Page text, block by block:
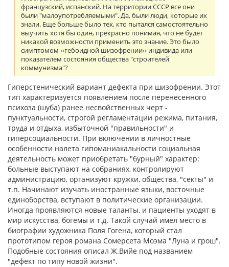
французский, испанский. На территории СССР все они
были "малоупотребляемыми". Да, были люди, которые их
знали. Еще больше было тех, кто пытался самостоятельно
выучить хотя бы один, прекрасно понимая, что не будет
никакой возможности применить это знание. Это было
симптомом ‹‹гебоидной шизофрении›› индивида или
показателем состояния общества "строителей
коммунизма"?
Гиперстенический вариант дефекта при шизофрении. Этот
тип харак­теризуется появлением после перенесенного
психоза (шуба) ранее несвойственных черт -
пунктуальности, строгой регла­ментации режима, питания,
труда и отдыха, избыточной "пра­вильности" и
гиперсоциальности. При включении в лич­ностные
особенности налета гипоманиакальности социальная
деятельность может приобретать "бурный" характер:
больные выступают на собраниях, контролируют
администрацию, организуют кружки, общества, "секты" и
т.п. Начинают изучать иностранные языки, восточные
единоборства, вступа­ют в политические организации.
Иногда проявляются новые таланты, и пациенты уходят в
мир искусства, богемы и т.д. Такой случай имел место в
биографии художника Поля Гогена, который стал
прототипом героя романа Сомерсета Моэма "Луна и грош".
Подобные состояния описал Ж.Вийе под названием
"дефект по типу новой жизни".